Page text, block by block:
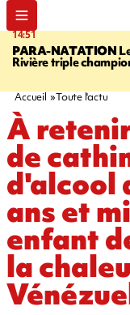
14:51
PARA-NATATION
Rivière triple
Accueil Toute l'actu
À
de
d'alcool
ans et
enfant
la